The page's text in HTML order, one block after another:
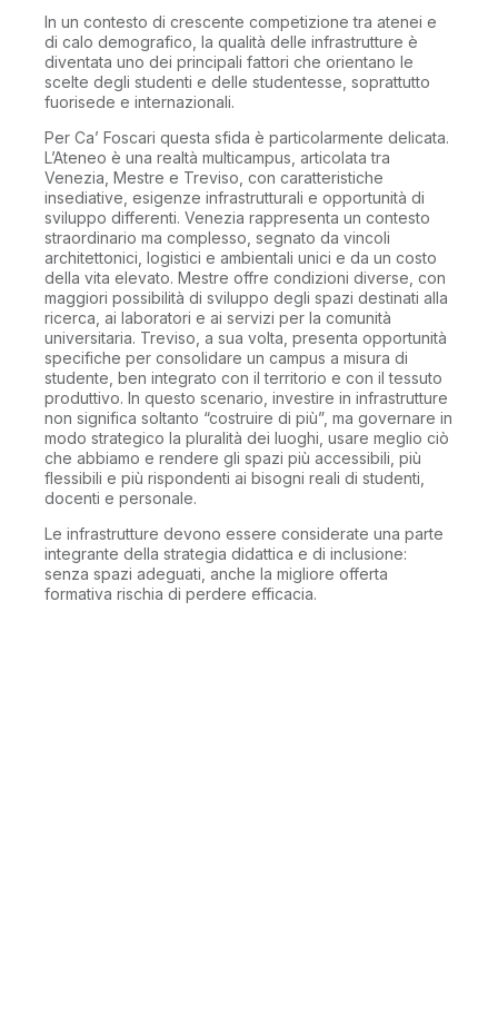
In un contesto di crescente competizione tra atenei e
di calo demografico, la qualità delle infrastrutture è
diventata uno dei principali fattori che orientano le
scelte degli studenti e delle studentesse, soprattutto
fuorisede e internazionali.
Per Ca’ Foscari questa sfida è particolarmente delicata.
L’Ateneo è una realtà multicampus, articolata tra
Venezia, Mestre e Treviso, con caratteristiche
insediative, esigenze infrastrutturali e opportunità di
sviluppo differenti. Venezia rappresenta un contesto
straordinario ma complesso, segnato da vincoli
architettonici, logistici e ambientali unici e da un costo
della vita elevato. Mestre offre condizioni diverse, con
maggiori possibilità di sviluppo degli spazi destinati alla
ricerca, ai laboratori e ai servizi per la comunità
universitaria. Treviso, a sua volta, presenta opportunità
specifiche per consolidare un campus a misura di
studente, ben integrato con il territorio e con il tessuto
produttivo. In questo scenario, investire in infrastrutture
non significa soltanto “costruire di più”, ma governare in
modo strategico la pluralità dei luoghi, usare meglio ciò
che abbiamo e rendere gli spazi più accessibili, più
flessibili e più rispondenti ai bisogni reali di studenti,
docenti e personale.
Le infrastrutture devono essere considerate una parte
integrante della strategia didattica e di inclusione:
senza spazi adeguati, anche la migliore offerta
formativa rischia di perdere efficacia.